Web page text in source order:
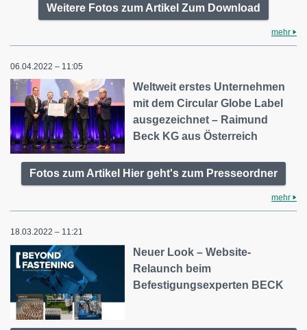
Weitere Fotos zum Artikel Zum Download
mehr
06.04.2022 – 11:05
Weltweit erstes Unternehmen
mit dem Circular Globe Label
ausgezeichnet – Raimund
Beck KG aus Österreich
Fotos zum Artikel Hier geht's zum Presseordner
mehr
18.03.2022 – 11:21
Neuer Look – Website-
Relaunch beim
Befestigungsexperten BECK